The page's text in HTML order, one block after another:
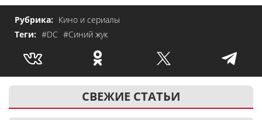
Рубрика: Кино и сериалы
Теги: #DC #Синий жук
СВЕЖИЕ СТАТЬИ